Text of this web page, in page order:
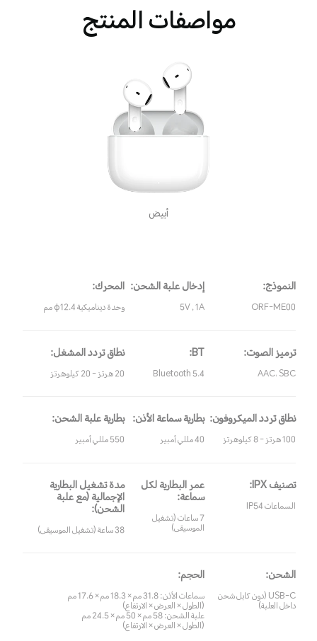
مواصفات المنتج
أبيض
النموذج:
ORF-ME00
إدخال علبة الشحن:
5V , 1A
الشحن:
USB-C (دون كابل شحن
داخل العلبة)
BT:
Bluetooth 5.4
ترميز الصوت:
AAC، SBC
تصنيف IPX:
السماعات IP54
المحرك:
وحدة ديناميكية φ12.4 مم
نطاق تردد المشغل:
20 هرتز - 20 كيلوهرتز
نطاق تردد الميكروفون:
100 هرتز - 8 كيلوهرتز
بطارية سماعة الأذن:
40 مللي أمبير
بطارية علبة الشحن:
550 مللي أمبير
عمر البطارية لكل
سماعة:
7 ساعات (تشغيل
الموسيقى)
مدة تشغيل البطارية
الإجمالية (مع علبة
الشحن):
38 ساعة (تشغيل الموسيقى)
الحجم:
سماعات الأذن: 31.8 مم × 18.3 مم × 17.6 مم
(الطول × العرض × الارتفاع)
علبة الشحن: 58 مم × 50 مم × 24.5 مم
(الطول × العرض × الارتفاع)